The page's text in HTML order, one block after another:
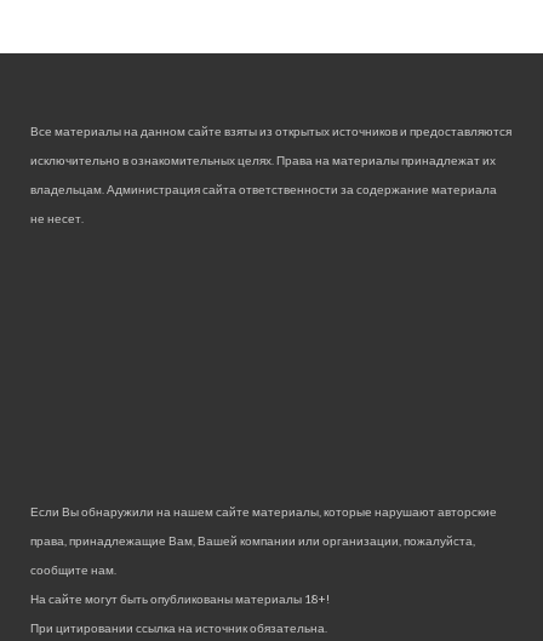
Все материалы на данном сайте взяты из открытых источников и предоставляются
исключительно в ознакомительных целях. Права на материалы принадлежат их
владельцам. Администрация сайта ответственности за содержание материала
не несет.
Если Вы обнаружили на нашем сайте материалы, которые нарушают авторские
права, принадлежащие Вам, Вашей компании или организации, пожалуйста,
сообщите нам.
На сайте могут быть опубликованы материалы 18+!
При цитировании ссылка на источник обязательна.